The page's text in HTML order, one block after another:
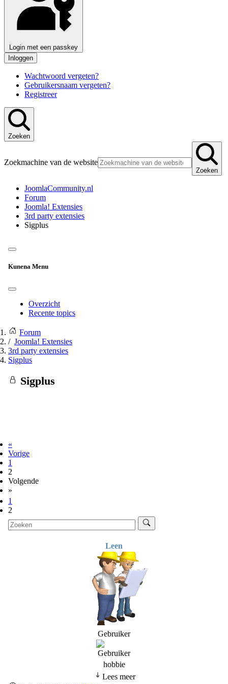
Login met een passkey
Inloggen
Wachtwoord vergeten?
Gebruikersnaam vergeten?
Registreer
Zoeken
Zoekmachine van de website
Zoeken
JoomlaCommunity.nl
Forum
Joomla! Extensies
3rd party extensies
Sigplus
Kunena Menu
Overzicht
Recente topics
Forum
Joomla! Extensies
3rd party extensies
Sigplus
Sigplus
«
Vorige
1
2
Volgende
»
1
2
Leen
Gebruiker
hobbie
Lees meer